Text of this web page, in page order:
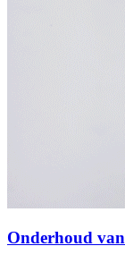
Onderhoud